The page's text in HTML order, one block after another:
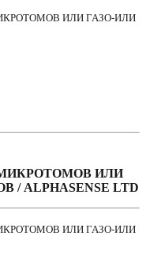
ИЛИ ГАЗО-ИЛИ
ИЛИ
ALPHASENSE LTD
ИЛИ ГАЗО-ИЛИ